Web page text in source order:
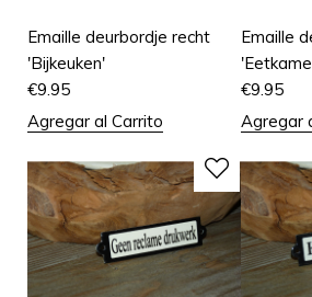
Emaille deurbordje recht
'Bijkeuken'
€9.95
Agregar al Carrito
Emaille
€9.95
Agregar